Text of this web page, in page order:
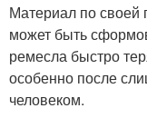
Материал по своей
может быть
ремесла быстро
особенно после
человеком.